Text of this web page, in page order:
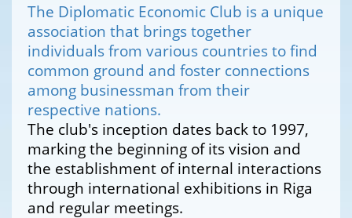
The Diplomatic Economic Club is a unique
association that brings together
individuals from various countries to find
common ground and foster connections
among businessman from their
respective nations.
The club's inception dates back to 1997,
marking the beginning of its vision and
the establishment of internal interactions
through international exhibitions in Riga
and regular meetings.